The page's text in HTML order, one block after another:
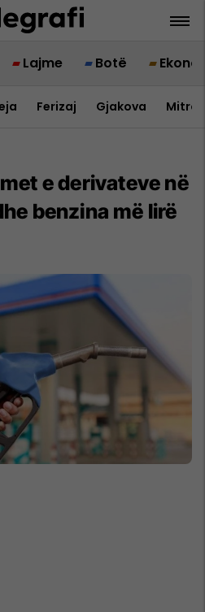
Lajme Botë
Ferizaj Gjakova
e derivateve në
benzina më lirë